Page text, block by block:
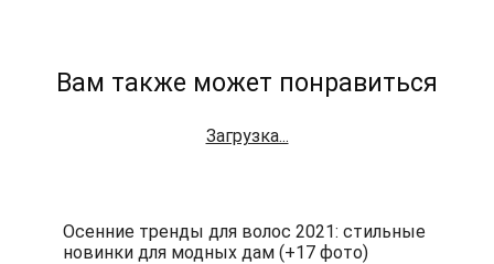
Вам также может понравиться
Загрузка...
Осенние тренды для волос 2021: стильные
новинки для модных дам (+17 фото)